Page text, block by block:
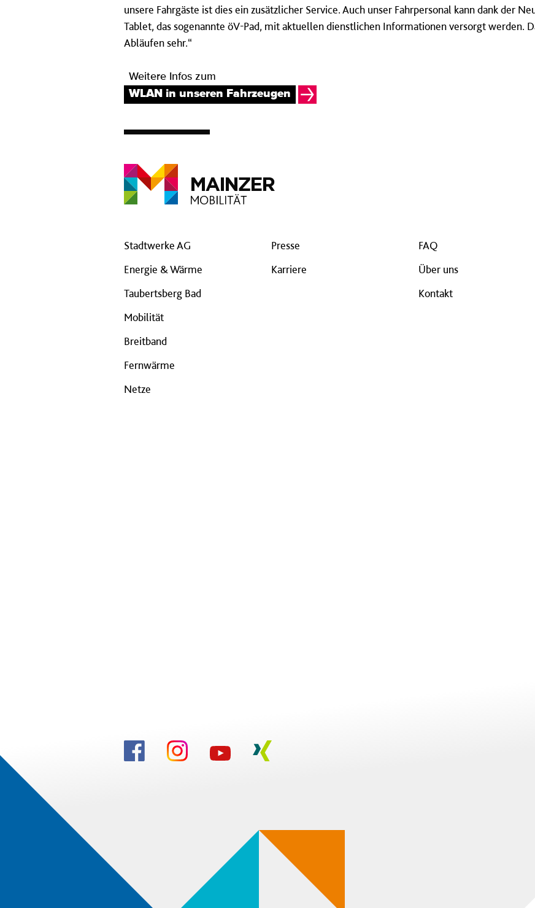
unsere Fahrgäste ist dies ein zusätzlicher Service. Auch unser Fahrpersonal kann dank der
Tablet, das sogenannte öV-Pad, mit aktuellen dienstlichen Informationen versorgt werden.
Abläufen sehr.“
Weitere Infos zum
WLAN in unseren Fahrzeugen
Stadtwerke AG
Energie & Wärme
Taubertsberg Bad
Mobilität
Breitband
Fernwärme
Netze
Presse
Karriere
FAQ
Über uns
Kontakt